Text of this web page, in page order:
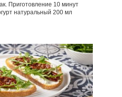
Приготовление 10 минут
натуральный 200 мл